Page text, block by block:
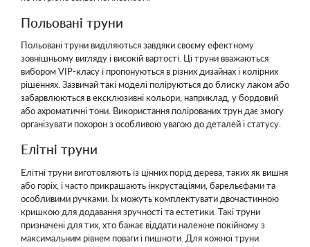
Польовані труни
Польовані труни виділяються завдяки своєму ефектному
зовнішньому вигляду і високій вартості. Ці труни вважаються
вибором VIP-класу і пропонуються в різних дизайнах і колірних
рішеннях. Зазвичай такі моделі поліруються до блиску лаком або
забарвлюються в ексклюзивні кольори, наприклад, у бордовий
або ахроматичні тони. Використання полірованих трун дає змогу
організувати похорон з особливою увагою до деталей і статусу.
Елітні труни
Елітні труни виготовляють із цінних порід дерева, таких як вишня
або горіх, і часто прикрашають інкрустаціями, барельєфами та
особливими ручками. Їх можуть комплектувати двочастинною
кришкою для додавання зручності та естетики. Такі труни
призначені для тих, хто бажає віддати належне покійному з
максимальним рівнем поваги і пишноти. Для кожної труни